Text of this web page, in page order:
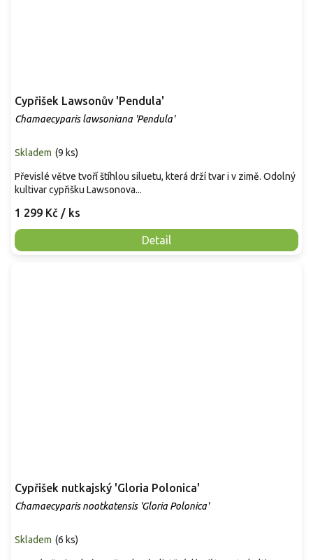
Cypřišek Lawsonův 'Pendula'
Chamaecyparis lawsoniana 'Pendula'
Skladem (9 ks)
1 299 Kč / ks
Detail
Převislé větve tvoří štíhlou siluetu, která drží tvar i v zimě. Odolný
kultivar cypřišku Lawsonova...
Cypřišek nutkajský 'Gloria Polonica'
Chamaecyparis nootkatensis 'Gloria Polonica'
Skladem (6 ks)